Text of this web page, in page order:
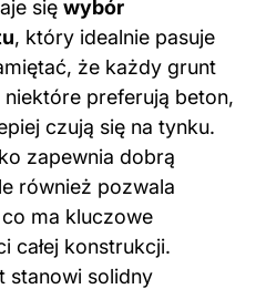
się wybór
, który idealnie pasuje
że każdy grunt
preferują beton,
czują się na tynku.
zapewnia dobrą
również pozwala
co ma kluczowe
całej konstrukcji.
stanowi solidny